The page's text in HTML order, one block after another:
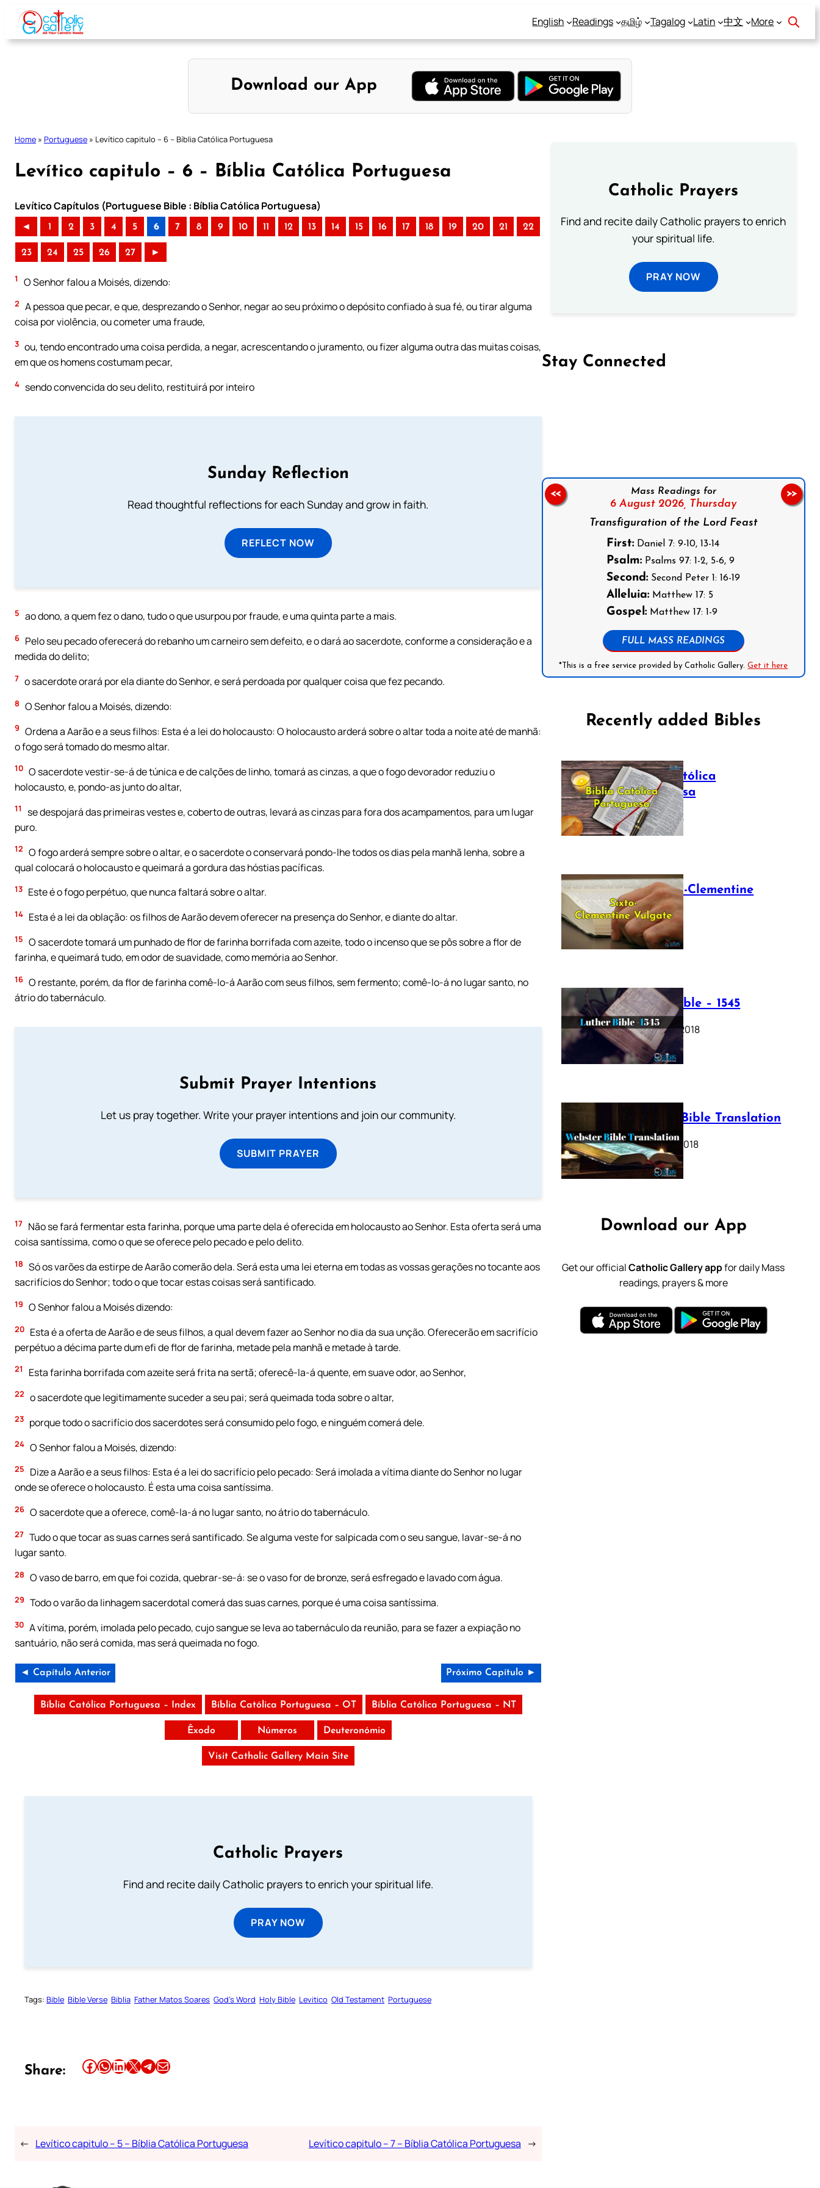
Skip
content
English Readings தமிழ் Tagalog Latin 中文 More
Download our App
Home » Portuguese » Levítico capitulo – 6 – Bíblia Católica Portuguesa
Levítico capitulo – 6 – Bíblia Católica Portuguesa
Levítico Capítulos (Portuguese Bible : Bíblia Católica Portuguesa)
◄ 1 2 3 4 5 6 7 8 9 10 11 12 13 14 15 16 17 18 19 20 21 22
23 24 25 26 27 ►
1 O Senhor falou a Moisés, dizendo:
2 A pessoa que pecar, e que, desprezando o Senhor, negar ao seu próximo o depósito confiado à sua fé, ou tirar alguma
coisa por violência, ou cometer uma fraude,
3 ou, tendo encontrado uma coisa perdida, a negar, acrescentando o juramento, ou fizer alguma outra das muitas coisas,
em que os homens costumam pecar,
4 sendo convencida do seu delito, restituirá por inteiro
Sunday Reflection
Read thoughtful reflections for each Sunday and grow in faith.
REFLECT NOW
5 ao dono, a quem fez o dano, tudo o que usurpou por fraude, e uma quinta parte a mais.
6 Pelo seu pecado oferecerá do rebanho um carneiro sem defeito, e o dará ao sacerdote, conforme a consideração e a
medida do delito;
7 o sacerdote orará por ela diante do Senhor, e será perdoada por qualquer coisa que fez pecando.
8 O Senhor falou a Moisés, dizendo:
9 Ordena a Aarão e a seus filhos: Esta é a lei do holocausto: O holocausto arderá sobre o altar toda a noite até de manhã:
o fogo será tomado do mesmo altar.
10 O sacerdote vestir-se-á de túnica e de calções de linho, tomará as cinzas, a que o fogo devorador reduziu o
holocausto, e, pondo-as junto do altar,
11
se despojará das primeiras vestes e, coberto de outras, levará as cinzas para fora dos acampamentos, para um lugar
puro.
12 O fogo arderá sempre sobre o altar, e o sacerdote o conservará pondo-lhe todos os dias pela manhã lenha, sobre a
qual colocará o holocausto e queimará a gordura das hóstias pacíficas.
13 Este é o fogo perpétuo, que nunca faltará sobre o altar.
14 Esta é a lei da oblação: os filhos de Aarão devem oferecer na presença do Senhor, e diante do altar.
15 O sacerdote tomará um punhado de flor de farinha borrifada com azeite, todo o incenso que se pôs sobre a flor de
farinha, e queimará tudo, em odor de suavidade, como memória ao Senhor.
16 O restante, porém, da flor de farinha comê-lo-á Aarão com seus filhos, sem fermento; comê-lo-á no lugar santo, no
átrio do tabernáculo.
Submit Prayer Intentions
Let us pray together. Write your prayer intentions and join our community.
SUBMIT PRAYER
17 Não se fará fermentar esta farinha, porque uma parte dela é oferecida em holocausto ao Senhor. Esta oferta será uma
coisa santíssima, como o que se oferece pelo pecado e pelo delito.
18 Só os varões da estirpe de Aarão comerão dela. Será esta uma lei eterna em todas as vossas gerações no tocante aos
sacrifícios do Senhor; todo o que tocar estas coisas será santificado.
19 O Senhor falou a Moisés dizendo:
20 Esta é a oferta de Aarão e de seus filhos, a qual devem fazer ao Senhor no dia da sua unção. Oferecerão em sacrifício
perpétuo a décima parte dum efi de flor de farinha, metade pela manhã e metade à tarde.
21 Esta farinha borrifada com azeite será frita na sertã; oferecê-la-á quente, em suave odor, ao Senhor,
22 o sacerdote que legitimamente suceder a seu pai; será queimada toda sobre o altar,
23 porque todo o sacrifício dos sacerdotes será consumido pelo fogo, e ninguém comerá dele.
24 O Senhor falou a Moisés, dizendo:
25
Dize a Aarão e a seus filhos: Esta é a lei do sacrifício pelo pecado: Será imolada a vítima diante do Senhor no lugar
onde se oferece o holocausto. É esta uma coisa santíssima.
26 O sacerdote que a oferece, comê-la-á no lugar santo, no átrio do tabernáculo.
27 Tudo o que tocar as suas carnes será santificado. Se alguma veste for salpicada com o seu sangue, lavar-se-á no
lugar santo.
28 O vaso de barro, em que foi cozida, quebrar-se-á: se o vaso for de bronze, será esfregado e lavado com água.
29 Todo o varão da linhagem sacerdotal comerá das suas carnes, porque é uma coisa santíssima.
30 A vítima, porém, imolada pelo pecado, cujo sangue se leva ao tabernáculo da reunião, para se fazer a expiação no
santuário, não será comida, mas será queimada no fogo.
◄ Capítulo Anterior Próximo Capítulo ►
Bíblia Católica Portuguesa – Index Bíblia Católica Portuguesa – OT Bíblia Católica Portuguesa – NT
Êxodo Números Deuteronómio
Visit Catholic Gallery Main Site
Catholic Prayers
Find and recite daily Catholic prayers to enrich your spiritual life.
PRAY NOW
Tags: Bible Bible Verse Biblia Father Matos Soares God’s Word Holy Bible Levitico Old Testament Portuguese
Share: Share this article on Facebook Share this article on WhatsApp Share this article on LinkedIn Share this article on X Share this article on TelegramEmail this Article
← Levítico capitulo – 5 – Bíblia Católica Portuguesa Levítico capitulo – 7 – Bíblia Católica Portuguesa →
Catholic Prayers
Find and recite daily Catholic prayers to enrich
your spiritual life.
PRAY NOW
Stay Connected
Follow us on Facebook
Mass Readings for
6 August 2026, Thursday
Transfiguration of the Lord Feast
First: Daniel 7: 9-10, 13-14
Psalm: Psalms 97: 1-2, 5-6, 9
Second: Second Peter 1: 16-19
Alleluia: Matthew 17: 5
Gospel: Matthew 17: 1-9
FULL MASS READINGS
*This is a free service provided by Catholic Gallery.Get it here
<< >>
Recently added Bibles
Bíblia Católica
Portuguesa
July 16, 2025
The Sixto-Clementine
Vulgate
July 12, 2025
Luther Bible – 1545
October 17, 2018
Webster Bible Translation
October 11, 2018
Download our App
Get our officialCatholic Gallery appfor daily Mass
readings, prayers & more